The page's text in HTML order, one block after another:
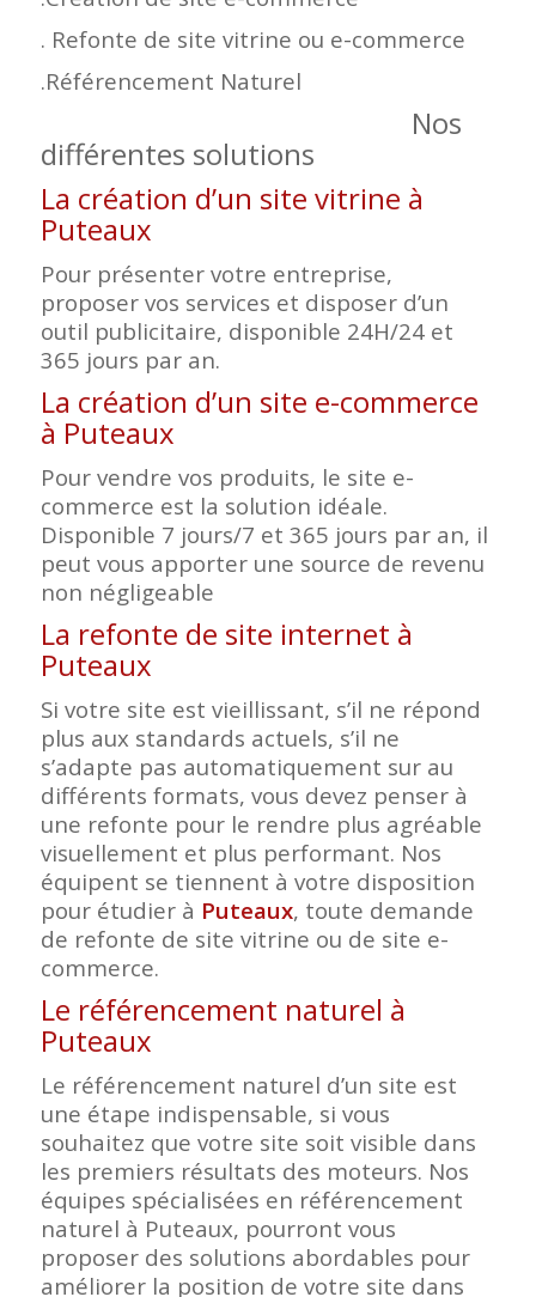
. Refonte de site vitrine ou e-commerce
.Référencement Naturel
Nos
différentes solutions
La création d’un site vitrine à
Puteaux
Pour présenter votre entreprise,
proposer vos services et disposer d’un
outil publicitaire, disponible 24H/24 et
365 jours par an.
La création d’un site e-commerce
à Puteaux
Pour vendre vos produits, le site e-
commerce est la solution idéale.
Disponible 7 jours/7 et 365 jours par an, il
peut vous apporter une source de revenu
non négligeable
La refonte de site internet à
Puteaux
Si votre site est vieillissant, s’il ne répond
plus aux standards actuels, s’il ne
s’adapte pas automatiquement sur au
différents formats, vous devez penser à
une refonte pour le rendre plus agréable
visuellement et plus performant. Nos
équipent se tiennent à votre disposition
pour étudier à Puteaux, toute demande
de refonte de site vitrine ou de site e-
commerce.
Le référencement naturel à
Puteaux
Le référencement naturel d’un site est
une étape indispensable, si vous
souhaitez que votre site soit visible dans
les premiers résultats des moteurs. Nos
équipes spécialisées en référencement
naturel à Puteaux, pourront vous
proposer des solutions abordables pour
améliorer la position de votre site dans